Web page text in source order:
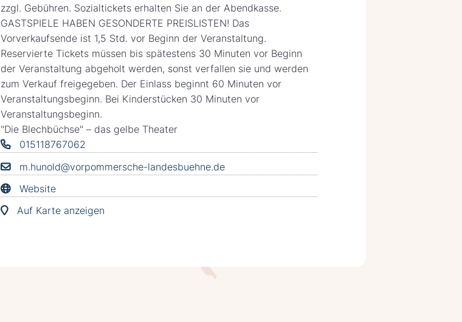
zzgl. Gebühren. Sozialtickets erhalten Sie an der Abendkasse.
GASTSPIELE HABEN GESONDERTE PREISLISTEN! Das
Vorverkaufsende ist 1,5 Std. vor Beginn der Veranstaltung.
Reservierte Tickets müssen bis spätestens 30 Minuten vor Beginn
der Veranstaltung abgeholt werden, sonst verfallen sie und werden
zum Verkauf freigegeben. Der Einlass beginnt 60 Minuten vor
Veranstaltungsbeginn. Bei Kinderstücken 30 Minuten vor
Veranstaltungsbeginn.
"Die Blechbüchse" – das gelbe Theater
015118767062
m.hunold@vorpommersche-landesbuehne.de
Website
Auf Karte anzeigen